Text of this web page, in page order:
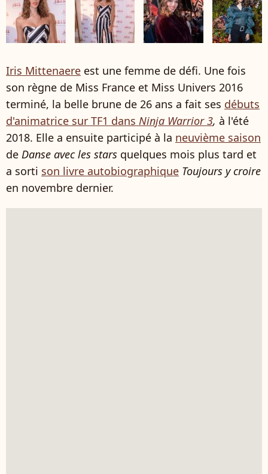
Iris Mittenaere est une femme de défi. Une fois
son règne de Miss France et Miss Univers 2016
terminé, la belle brune de 26 ans a fait ses débuts
d'animatrice sur TF1 dans Ninja Warrior 3, à l'été
2018. Elle a ensuite participé à la neuvième saison
de Danse avec les stars quelques mois plus tard et
a sorti son livre autobiographique Toujours y croire
en novembre dernier.